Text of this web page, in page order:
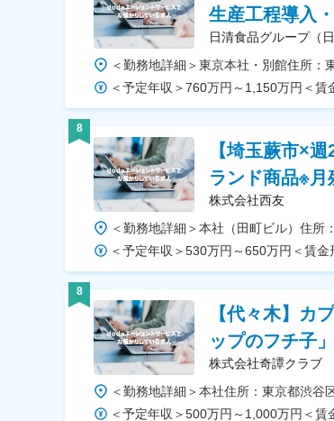
生産工程導入
日清食品グループ（
8
【埼玉蕨市×
ランド商品※
株式会社西友
8
【代々木】カ
ップのフチ子
株式会社奇譚クラブ